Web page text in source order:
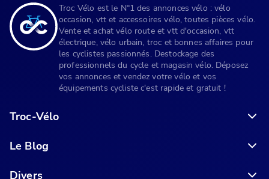
Troc Vélo est le N°1 des annonces vélo : vélo
occasion, vtt et accessoires vélo, toutes pièces vélo.
Vente et achat vélo route et vtt d'occasion, vtt
électrique, vélo urbain, troc et bonnes affaires pour
les cyclistes passionnés. Destockage des
professionnels du cycle et magasin vélo. Déposez
vos annonces et vendez votre vélo et vos
équipements cycliste c'est rapide et gratuit !
Troc-Vélo
Le Blog
Divers